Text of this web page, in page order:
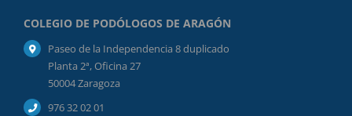
COLEGIO DE PODÓLOGOS DE ARAGÓN
Paseo de la Independencia 8 duplicado
Planta 2ª, Oficina 27
50004 Zaragoza
976 32 02 01